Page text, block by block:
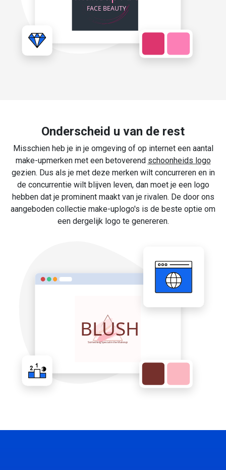
Onderscheid u van de rest
Misschien heb je in je omgeving of op internet een aantal
make-upmerken met een betoverend schoonheids logo
gezien. Dus als je met deze merken wilt concurreren en in
de concurrentie wilt blijven leven, dan moet je een logo
hebben dat je prominent maakt van je rivalen. De door ons
aangeboden collectie make-uplogo's is de beste optie om
een dergelijk logo te genereren.